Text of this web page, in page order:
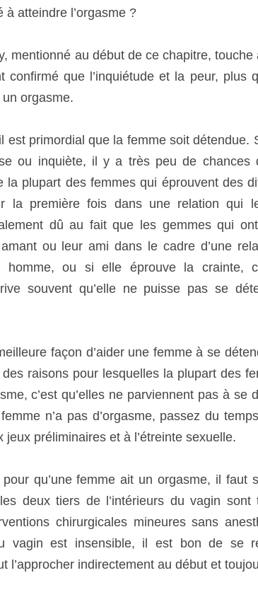
que l’inquiétude et la peur, plus que tout
primordial que la femme soit détendue. Si,
il y a très peu de chances qu’elle obtienne
qui leur communique un sentiment de
régulièrement font l’amour avec leur
femme se sent insécure avec un homme, ou
abandonnée, il arrive souvent qu’elle ne
façon d’aider une femme à se
pour lesquelles la plupart des femmes
ne parviennent pas à se détendre sans une
qu’une femme ait un orgasme, il faut
de l’intérieurs du vagin sont tellement
mineures sans anesthésie. Mais, à
traiter avec délicatesse.
que la plupart des femmes atteignent plus
par la pénétration. Commencez par stimuler
au début, vous pouvez vous limiter à la